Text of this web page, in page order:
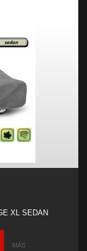
XL SEDAN
MÁS